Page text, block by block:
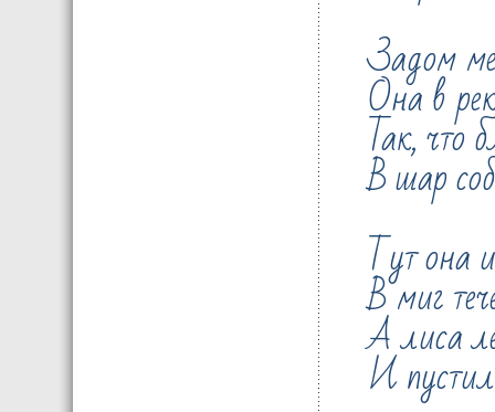
Задом
Она в
Так, что
В шар
Тут она
В миг
А лиса
И